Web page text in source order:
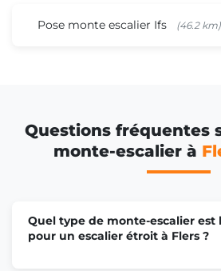
Pose monte escalier Ifs (46.2 km)
Questions fréquentes
monte-escalier à
Quel type de monte-escalier est
pour un escalier étroit à Flers ?